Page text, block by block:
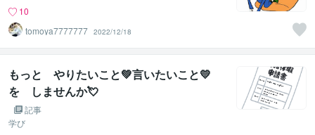
10
tomoya7777777 2022/12/18
もっと やりたいこと💚言いたいこと💛
を しませんか💘
記事
学び